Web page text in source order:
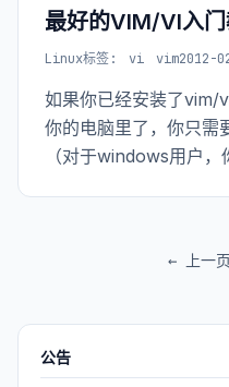
最好的VIM/VI入
Linux标签: vi vim2012-
如果你已经安装了vim/
你的电脑里了，你只
（对于windows用户
← 上一页
公告